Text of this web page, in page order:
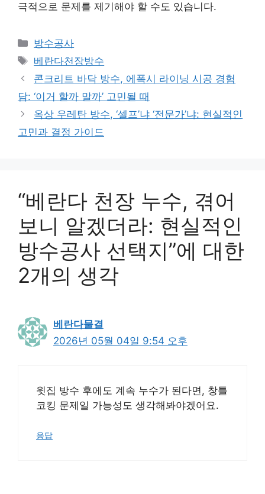
극적으로 문제를 제기해야 할 수도 있습니다.
카
테
리
방수공사
태
그
베란다천장방수
콘크리트 바닥 방수, 에폭시 라이닝 시공 경험
담: ‘이거 할까 말까’ 고민될 때
옥상 우레탄 방수, ‘셀프’냐 ‘전문가’냐: 현실적인
고민과 결정 가이드
“베란다 천장 누수, 겪어
보니 알겠더라: 현실적인
방수공사 선택지”에 대한
2개의 생각
베란다물결
2026년 05월 04일 9:54 오후
윗집 방수 후에도 계속 누수가 된다면, 창틀
코킹 문제일 가능성도 생각해봐야겠어요.
응답